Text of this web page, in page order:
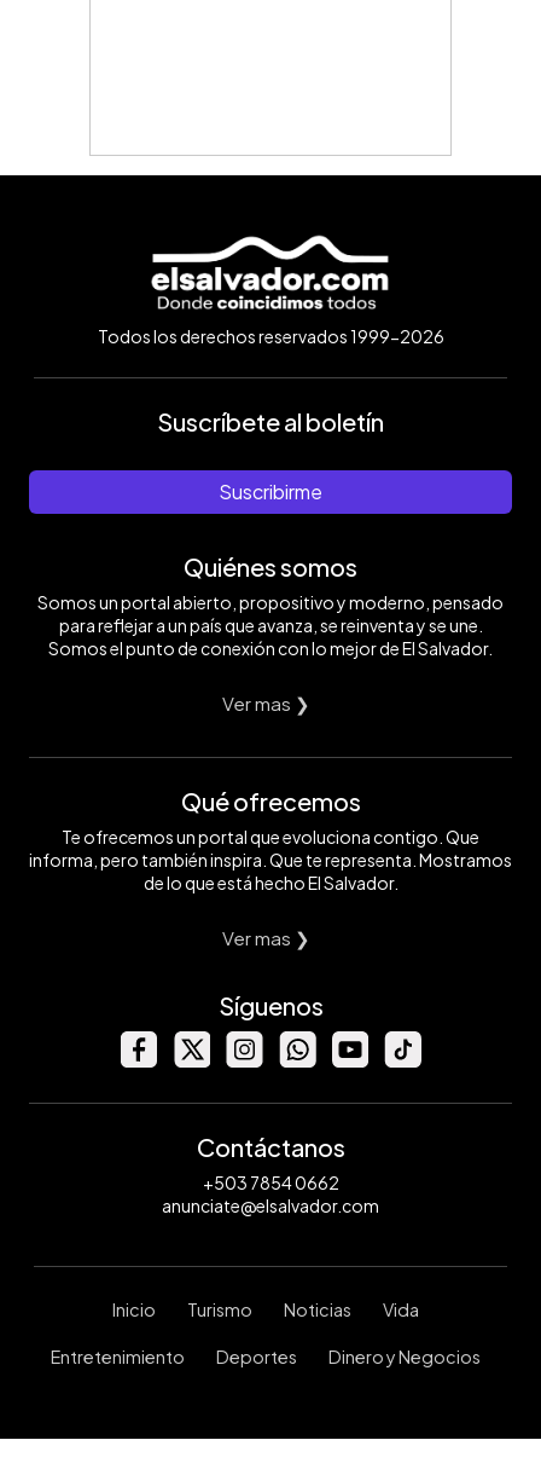
Todos los derechos reservados 1999-2026
Suscríbete al boletín
Suscribirme
Quiénes somos
Somos un portal abierto, propositivo y moderno, pensado
para reflejar a un país que avanza, se reinventa y se une.
Somos el punto de conexión con lo mejor de El Salvador.
Ver mas ❯
Qué ofrecemos
Te ofrecemos un portal que evoluciona contigo. Que
informa, pero también inspira. Que te representa. Mostramos
de lo que está hecho El Salvador.
Ver mas ❯
Síguenos
Contáctanos
+503 7854 0662
anunciate@elsalvador.com
Inicio Turismo Noticias Vida
Entretenimiento Deportes Dinero y Negocios